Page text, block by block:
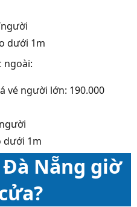
dưới 1m
ngoài:
vé người lớn: 190.000
dưới 1m
Nẵng giờ